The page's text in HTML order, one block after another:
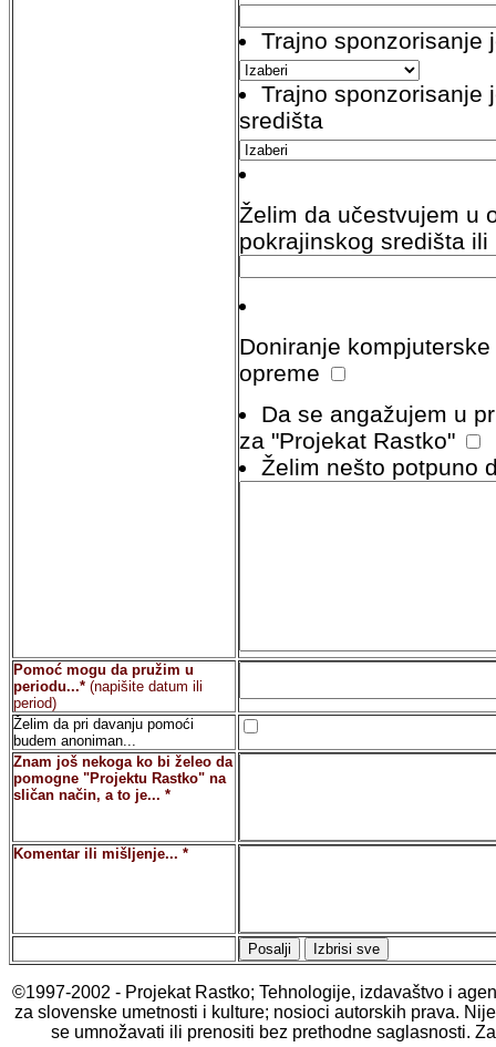
Trajno sponzorisanje
Trajno sponzorisanje
središta
Želim da učestvujem u
pokrajinskog središta ili
Doniranje
opreme
Da se angažujem u
za "Projekat Rastko"
Želim nešto potpuno
Pomoć mogu da pružim u
periodu...* (napišite datum ili
period)
Želim da pri davanju pomoći
budem anoniman...
Znam još nekoga ko bi želeo da
pomogne "Projektu Rastko" na
sličan način, a to je... *
Komentar ili mišljenje... *
©1997-2002 - Projekat Rastko; Tehnologije, izdavaštvo i
za slovenske umetnosti i kulture; nosioci autorskih prava.
se umnožavati ili prenositi bez prethodne saglasnosti.